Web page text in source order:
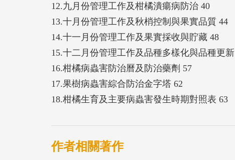
12.九月份管理工作及柑橘潰瘍病防治 40
13.十月份管理工作及秋梢控制與果實品質 44
14.十一月份管理工作及果實採收與貯藏 48
15.十二月份管理工作及品種多樣化與品種更新
16.柑橘病蟲害防治曆及防治藥劑 57
17.果樹病蟲害綜合防治金字塔 62
18.柑橘生育及主要病蟲害發生時期對照表 63
作者相關著作